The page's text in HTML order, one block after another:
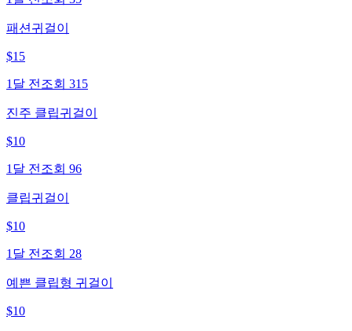
패션귀걸이
$15
1달 전 조회 315
진주 클립귀걸이
$10
1달 전 조회 96
클립귀걸이
$10
1달 전 조회 28
예쁜 클립형 귀걸이
$10